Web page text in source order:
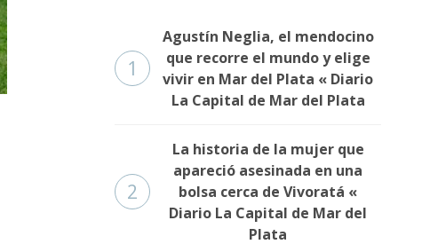
1
Agustín Neglia, el mendocino
que recorre el mundo y elige
vivir en Mar del Plata « Diario
La Capital de Mar del Plata
2
La historia de la mujer que
apareció asesinada en una
bolsa cerca de Vivoratá «
Diario La Capital de Mar del
Plata